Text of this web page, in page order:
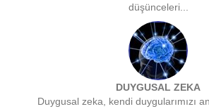
düşünceleri...
DUYGUSAL ZEKA
Duygusal zeka, kendi duygularımızı